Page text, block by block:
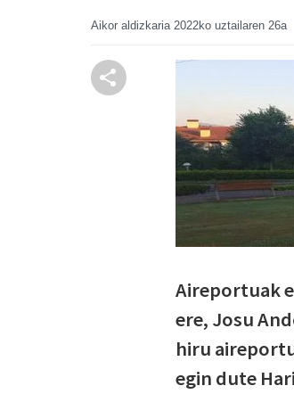
Aikor aldizkaria 2022ko uztailaren 26a
Aireportuak
ere, Josu
hiru
egin dute